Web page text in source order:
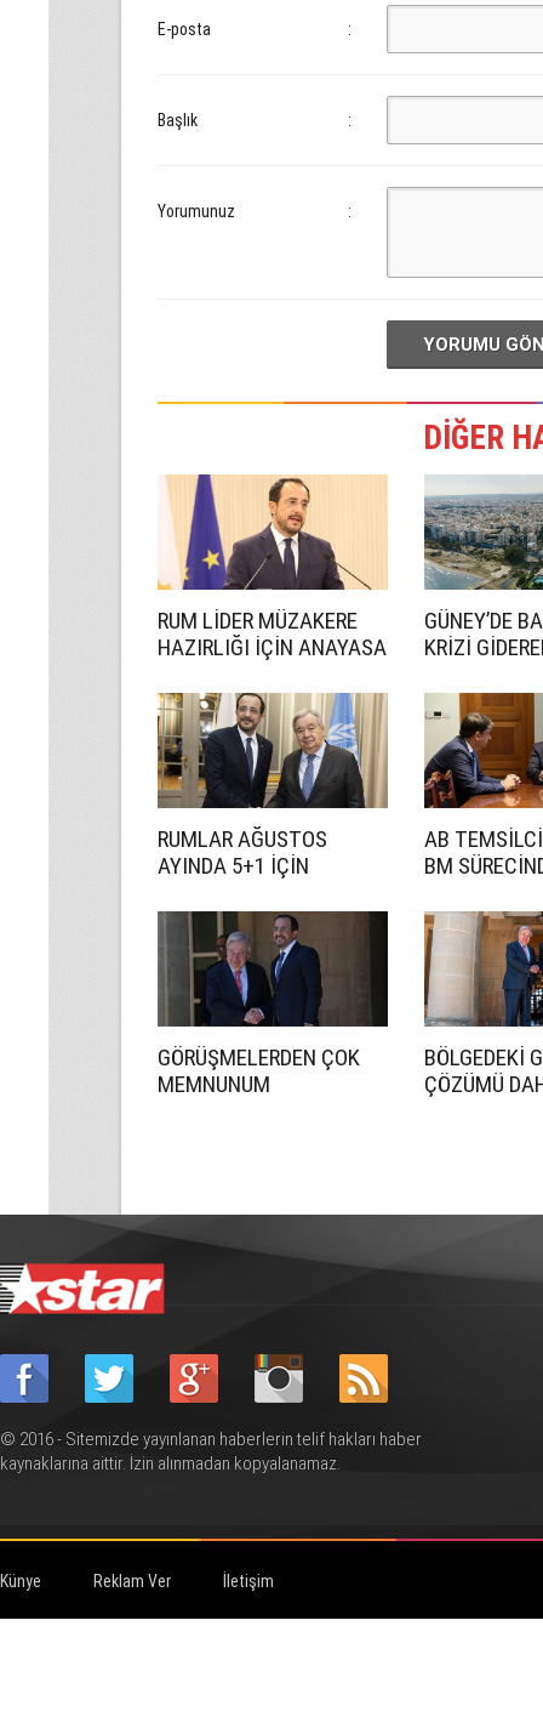
E-posta :
Başlık :
Yorumunuz :
YORUMU
DİĞER
RUM LİDER MÜZAKERE
HAZIRLIĞI İÇİN ANAYASA
GÜNEY’DE
KRİZİ
RUMLAR AĞUSTOS
AYINDA 5+1 İÇİN
AB
BM
İSTİYORUZ
GÖRÜŞMELERDEN ÇOK
MEMNUNUM
BÖLGEDEKİ
ÇÖZÜMÜ
© 2016 - Sitemizde yayınlanan haberlerin telif hakları haber
kaynaklarına aittir. İzin alınmadan kopyalanamaz.
Künye Reklam Ver İletişim